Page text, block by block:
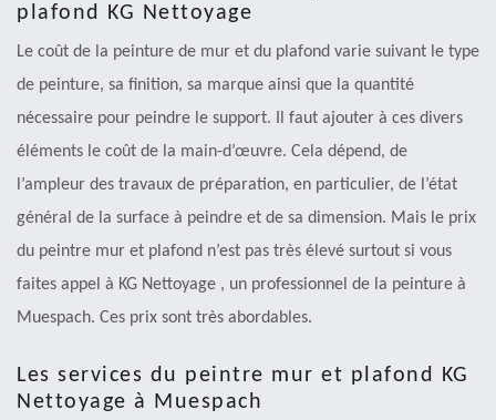
plafond KG Nettoyage
Le coût de la peinture de mur et du plafond varie suivant le type
de peinture, sa finition, sa marque ainsi que la quantité
nécessaire pour peindre le support. Il faut ajouter à ces divers
éléments le coût de la main-d’œuvre. Cela dépend, de
l’ampleur des travaux de préparation, en particulier, de l’état
général de la surface à peindre et de sa dimension. Mais le prix
du peintre mur et plafond n’est pas très élevé surtout si vous
faites appel à KG Nettoyage , un professionnel de la peinture à
Muespach. Ces prix sont très abordables.
Les services du peintre mur et plafond KG
Nettoyage à Muespach